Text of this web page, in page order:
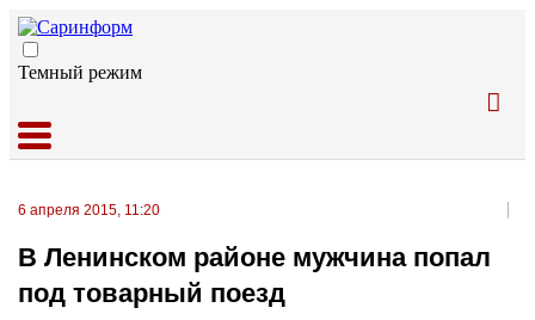
Темный режим
6 апреля 2015, 11:20
В Ленинском районе мужчина попал
под товарный поезд